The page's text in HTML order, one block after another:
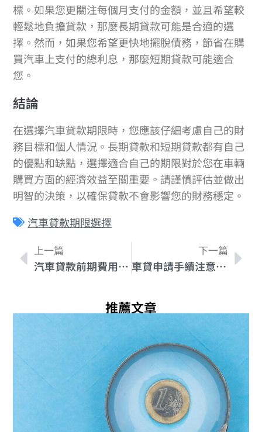
標。如果您更關注每個月支付的金額，並且希望較
輕鬆地負擔貸款，那麼長期貸款可能是合適的選
擇。然而，如果您希望更快地擺脫債務，節省在購
買汽車上支付的總利息，那麼短期貸款可能適合
您。
結論
在選擇汽車貸款期限時，您應該仔細考慮自己的財
務目標和個人情況。長期貸款和短期貸款都有自己
的優點和缺點，選擇適合自己的期限對於您在車輛
購買方面的經濟效益至關重要。請謹慎評估並做出
明智的決策，以確保貸款不會影響您的財務穩定。
汽車貸款期限選擇
上一篇
汽車貸款前期費用必看：如何妥善規劃預算
下一篇
車貸申請手續注意事項：詳細解析申請過程中的必要要點
推薦文章